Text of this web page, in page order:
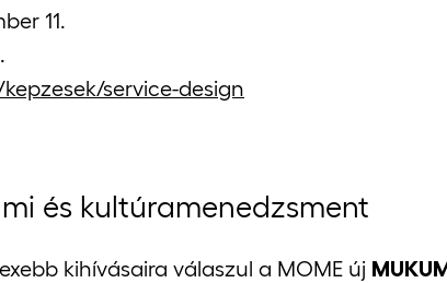
11.
service-design
és kultúramenedzsment
kihívásaira válaszul a MOME új